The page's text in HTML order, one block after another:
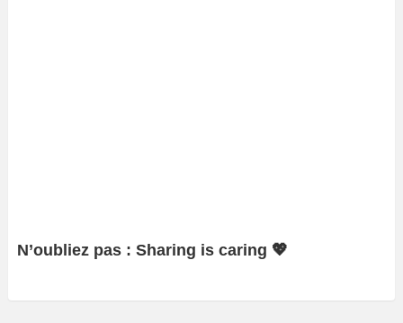
N’oubliez pas : Sharing is caring 💖